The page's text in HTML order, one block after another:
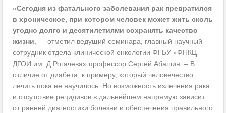
«Сегодня из фатального заболевания рак превратился
в хроническое, при котором человек может жить сколь
угодно долго и десятилетиями сохранять качество
жизни, — отметил ведущий семинара, главный научный
сотрудник отдела клинической онкологии ФГБУ «ФНКЦ
ДГОИ им. Д.Рогачева» профессор Сергей Абашин. – В
отличие от диабета, к примеру, который человечество
лечить пока не научилось. Но возможность излечения рака
и отсутствие рецидивов в дальнейшем напрямую зависит
от ранней диагностики болезни и обеспечения правильного